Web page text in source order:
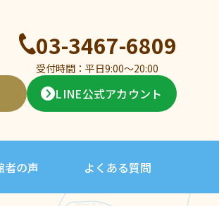
03-3467-6809
受付時間：平日9:00〜20:00
LINE公式アカウント
者の声 よくある質問